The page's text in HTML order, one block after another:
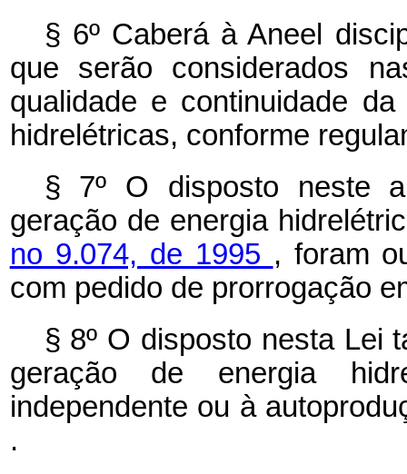
§ 6º Caberá à Aneel
que serão considerados
qualidade e continuidade
hidrelétricas, conforme
§ 7º O disposto neste
geração de energia
no 9.074, de 1995 , foram
com pedido de prorrogação
§ 8º O disposto nesta Lei
geração de energia
independente ou à
.